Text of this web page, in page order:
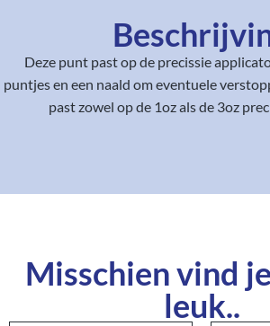
Deze punt past op de precissie
puntjes en een naald om eventuele
past zowel op de 1oz als de 3oz
Misschien vind
leuk..